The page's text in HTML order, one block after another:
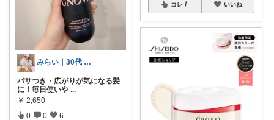
みらい｜30代 元アパレル店長⸝⋆
パサつき・広がりが気になる髪
に！毎日使いや ...
￥ 2,650
0 0 6
コレ いいね